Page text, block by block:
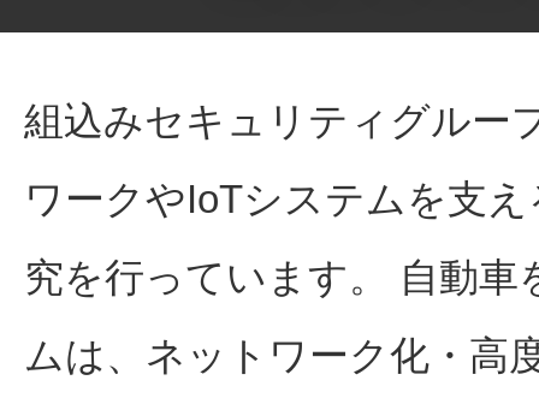
組込みセキュリティグルー
ワークやIoTシステムを支
究を行っています。 自動
ムは、ネットワーク化・高